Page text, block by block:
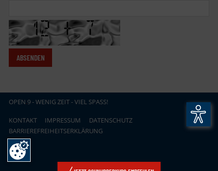
OPEN.9 - WENIG ZEIT - VIEL SPASS!
KONTAKT IMPRESSUM
DATENSCHUTZ
BARRIEREFREIHEITSERKLÄRUNG